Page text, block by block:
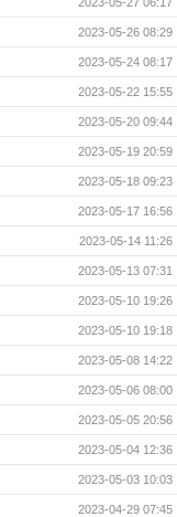
2023-05-26 08:29
2023-05-24 08:17
2023-05-22 15:55
2023-05-20 09:44
2023-05-19 20:59
2023-05-18 09:23
2023-05-17 16:56
2023-05-14 11:26
2023-05-13 07:31
2023-05-10 19:26
2023-05-10 19:18
2023-05-08 14:22
2023-05-06 08:00
2023-05-05 20:56
2023-05-04 12:36
2023-05-03 10:03
2023-04-29 07:45